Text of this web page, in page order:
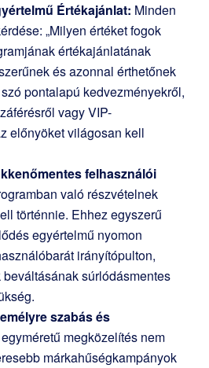
Értékajánlat: Minden
„Milyen értéket fogok
értékajánlatának
és azonnal érthetőnek
pontalapú kedvezményekről,
vagy VIP-
előnyöket világosan kell
felhasználói
való részvételnek
történnie. Ehhez egyszerű
egyértelmű nyomon
irányítópulton,
súrlódásmentes
szabás és
megközelítés nem
márkahűségkampányok